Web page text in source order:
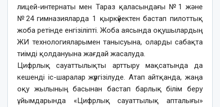
лицей-интернаты мен Тараз қаласындағы №1 және
№24 гимназияларда 1 қыркүйектен бастап пилоттық
жоба ретінде енгізіліпті. Жоба аясында оқушылардың
ЖИ технологияларымен танысуына, оларды сабақта
тиімді қолдануына жағдай жасалуда.
Цифрлық сауаттылықты арттыру мақсатында да
кешенді іс-шаралар жүргізілуде. Атап айтқанда, жаңа
оқу жылының басынан бастап барлық білім беру
ұйымдарында «Цифрлық сауаттылық апталығы»